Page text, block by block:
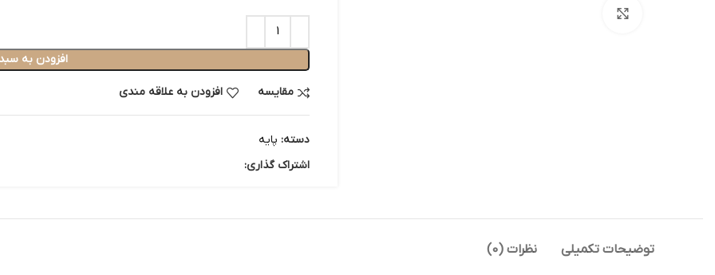
افزودن به
مقایسه افزودن به علاقه مندی
دسته: پایه
اشتراک گذاری:
توضیحات تکمیلی نظرات (0)